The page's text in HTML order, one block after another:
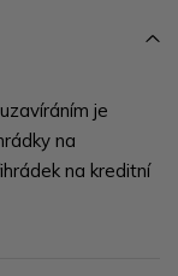
je
na
na kreditní